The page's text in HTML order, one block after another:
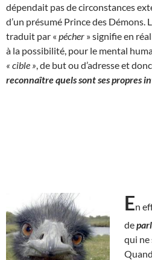
dépendait pas de circonstances
d’un présumé Prince des Démons.
traduit par « pécher » signifie en
à la possibilité, pour le mental
« cible » , de but ou d’adresse et
reconnaître quels sont ses propres
En
de
qui ne